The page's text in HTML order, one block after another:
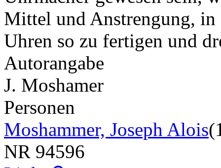
Mittel und Anstrengung, in
Uhren so zu fertigen und
Autorangabe
J. Moshamer
Personen
Moshammer, Joseph Alois
NR 94596